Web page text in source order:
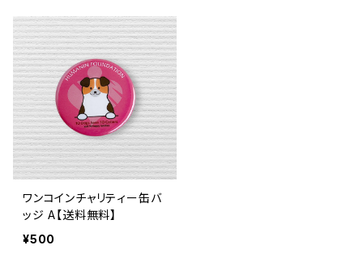
ワンコインチャリティー缶バ
ッジ A【送料無料】
¥500